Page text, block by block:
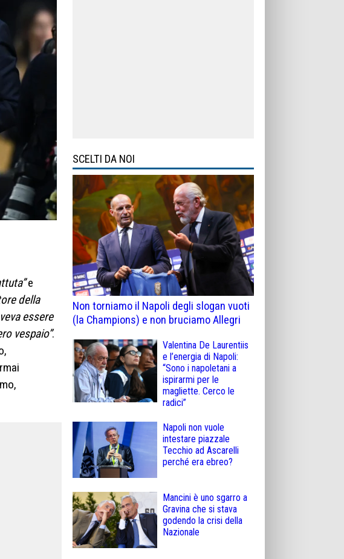
e
della
essere
vespaio”.
SCELTI DA NOI
Non torniamo il Napoli degli slogan vuoti
(la Champions) e non bruciamo Allegri
Valentina De Laurentiis
e l’energia di Napoli:
“Sono i napoletani a
ispirarmi per le
magliette. Cerco le
radici”
Napoli non vuole
intestare piazzale
Tecchio ad Ascarelli
perché era ebreo?
Mancini è uno sgarro a
Gravina che si stava
godendo la crisi della
Nazionale